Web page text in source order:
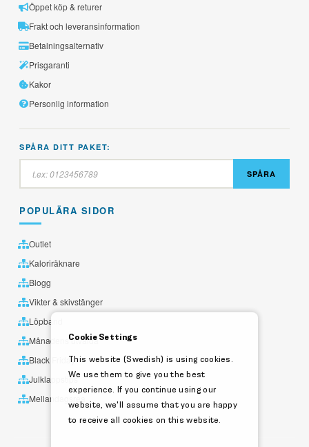
Öppet köp & returer
Frakt och leveransinformation
Betalningsalternativ
Prisgaranti
Kakor
Personlig information
SPÅRA DITT PAKET:
SPÅRA
POPULÄRA SIDOR
Outlet
Kaloriräknare
Blogg
Vikter & skivstänger
Löpband
Månadens utvalda
Black Friday
Julklappstips
Mellandagsrea
Cookie Settings
This website (Swedish) is using cookies.
We use them to give you the best
experience. If you continue using our
website, we'll assume that you are happy
to receive all cookies on this website.